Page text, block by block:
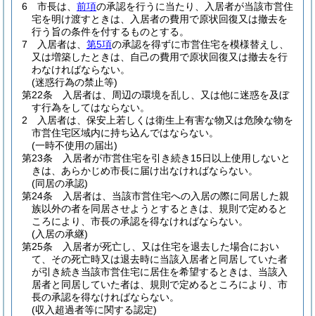
6
市長は、 前項の承認を行うに当たり、入居者が当該市営住
宅を明け渡すときは、入居者の費用で原状回復又は撤去を
行う旨の条件を付するものとする。
7
入居者は、 第5項の承認を得ずに市営住宅を模様替えし、
又は増築したときは、自己の費用で原状回復又は撤去を行
わなければならない。
(迷惑行為の禁止等)
第22条
入居者は、周辺の環境を乱し、又は他に迷惑を及ぼ
す行為をしてはならない。
2
入居者は、保安上若しくは衛生上有害な物又は危険な物を
市営住宅区域内に持ち込んではならない。
(一時不使用の届出)
第23条
入居者が市営住宅を引き続き15日以上使用しないと
きは、あらかじめ市長に届け出なければならない。
(同居の承認)
第24条
入居者は、当該市営住宅への入居の際に同居した親
族以外の者を同居させようとするときは、規則で定めると
ころにより、市長の承認を得なければならない。
(入居の承継)
第25条
入居者が死亡し、又は住宅を退去した場合におい
て、その死亡時又は退去時に当該入居者と同居していた者
が引き続き当該市営住宅に居住を希望するときは、当該入
居者と同居していた者は、規則で定めるところにより、市
長の承認を得なければならない。
(収入超過者等に関する認定)